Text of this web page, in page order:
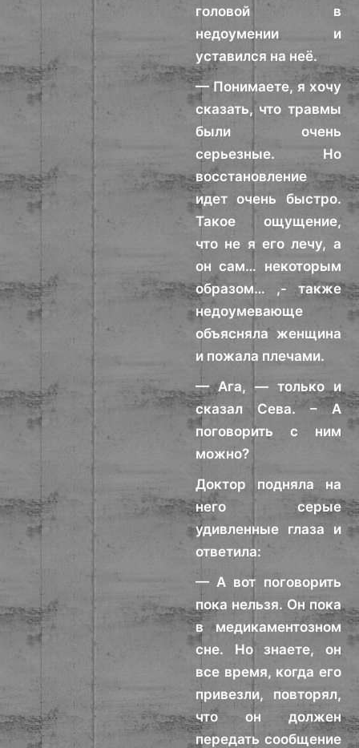
головой в
недоумении и
уставился на неё.
— Понимаете, я хочу
сказать, что травмы
были очень
серьезные. Но
восстановление
идет очень быстро.
Такое ощущение,
что не я его лечу, а
он сам… некоторым
образом… ,- также
недоумевающе
объясняла женщина
и пожала плечами.
— Ага, — только и
сказал Сева. – А
поговорить с ним
можно?
Доктор подняла на
него серые
удивленные глаза и
ответила:
— А вот поговорить
пока нельзя. Он пока
в медикаментозном
сне. Но знаете, он
все время, когда его
привезли, повторял,
что он должен
передать сообщение